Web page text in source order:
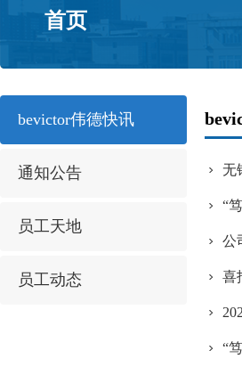
首页
bevictor伟德快讯
通知公告
员工天地
员工动态
无
“
公
喜
“